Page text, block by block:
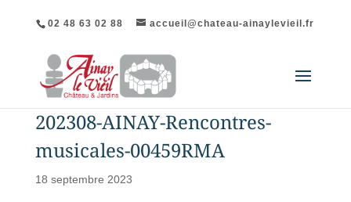
02 48 63 02 88 accueil@chateau-ainaylevieil.fr
202308-AINAY-Rencontres-
musicales-00459RMA
18 septembre 2023